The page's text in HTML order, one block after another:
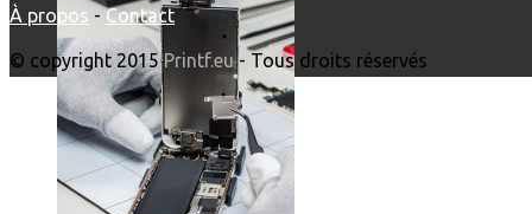
À propos -Contact
© copyright 2015Printf.eu- Tous droits réservés